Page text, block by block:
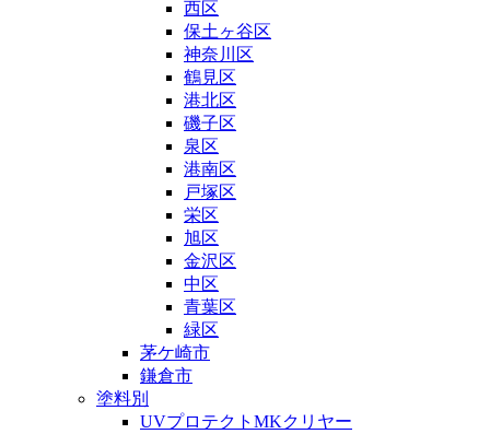
西区
保土ヶ谷区
神奈川区
鶴見区
港北区
磯子区
泉区
港南区
戸塚区
栄区
旭区
金沢区
中区
青葉区
緑区
茅ケ崎市
鎌倉市
塗料別
UVプロテクトMKクリヤー